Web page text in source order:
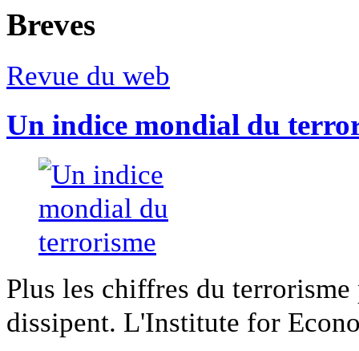
Breves
Revue du web
Un indice mondial du
Plus les chiffres du
dissipent. L'Institute for